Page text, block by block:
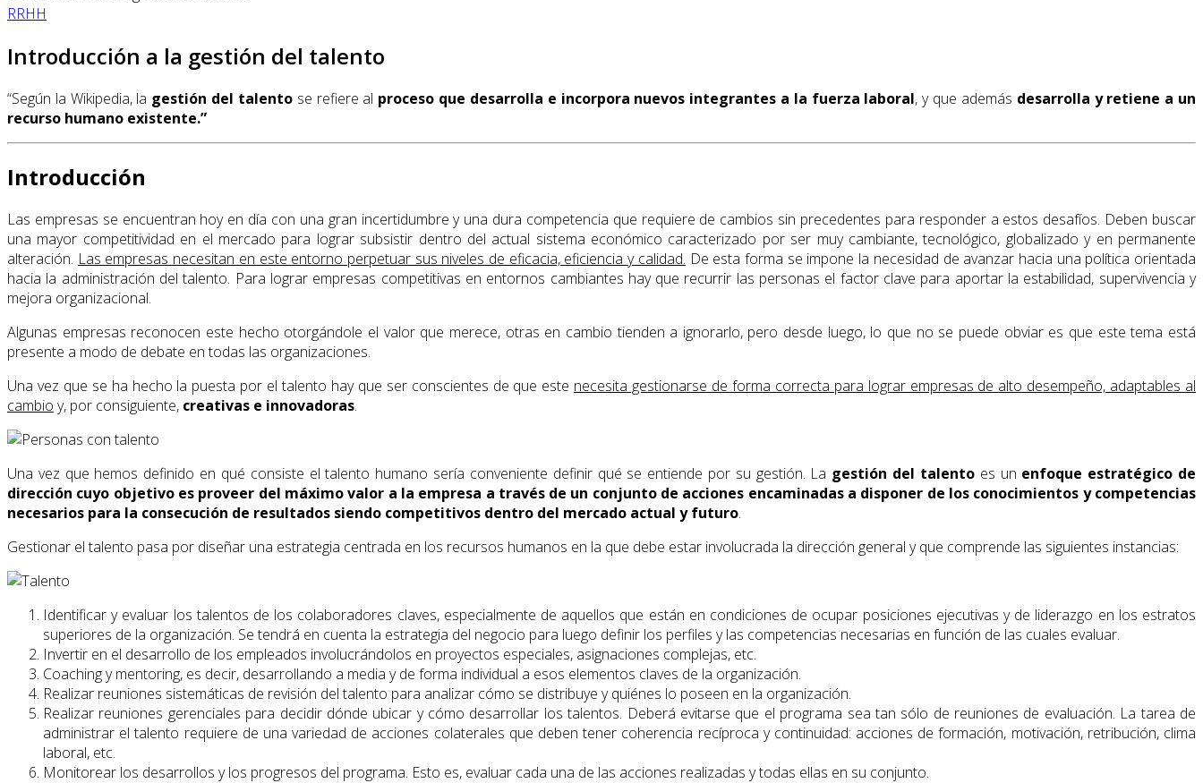
RRHH
Introducción a la gestión del talento
“Según la Wikipedia, la gestión del talentose refiere al proceso que desarrolla e incorpora nuevos integrantes a la fuerza laboral, y que además desarrolla y retiene a un
recurso humano existente.”
Introducción
Las empresas se encuentran hoy en día con una gran incertidumbre y una dura competencia que requiere de cambios sin precedentes para responder a estos desafíos. Deben buscar
una mayor competitividad en el mercado para lograr subsistir dentro del actual sistema económico caracterizado por ser muy cambiante, tecnológico, globalizado y en permanente
alteración. Las empresas necesitan en este entorno perpetuar sus niveles de eficacia, eficiencia y calidad. De esta forma se impone la necesidad de avanzar hacia una política orientada
hacia la administración del talento. Para lograr empresas competitivas en entornos cambiantes hay que recurrir las personas el factor clave para aportar la estabilidad, supervivencia y
mejora organizacional.
Algunas empresas reconocen este hecho otorgándole el valor que merece, otras en cambio tienden a ignorarlo, pero desde luego, lo que no se puede obviar es que este tema está
presente a modo de debate en todas las organizaciones.
Una vez que se ha hecho la puesta por el talento hay que ser conscientes de que este necesita gestionarse de forma correcta para lograr empresas de alto desempeño, adaptables al
cambio y, por consiguiente, creativas e innovadoras.
Una vez que hemos definido en qué consiste el talento humano sería conveniente definir qué se entiende por su gestión. La gestión del talentoes un enfoque estratégico de
dirección cuyo objetivo es proveer del máximo valor a la empresa a través de un conjunto de acciones encaminadas a disponer de los conocimientos y competencias
necesarios para la consecución de resultados siendo competitivos dentro del mercado actual y futuro.
Gestionar el talento pasa por diseñar una estrategia centrada en los recursos humanos en la que debe estar involucrada la dirección general y que comprende las siguientes instancias:
Identificar y evaluar los talentos de los colaboradores claves, especialmente de aquellos que están en condiciones de ocupar posiciones ejecutivas y de liderazgo en los estratos
superiores de la organización. Se tendrá en cuenta la estrategia del negocio para luego definir los perfiles y las competencias necesarias en función de las cuales evaluar.
Invertir en el desarrollo de los empleados involucrándolos en proyectos especiales, asignaciones complejas, etc.
Coaching y mentoring, es decir, desarrollando a media y de forma individual a esos elementos claves de la organización.
Realizar reuniones sistemáticas de revisión del talento para analizar cómo se distribuye y quiénes lo poseen en la organización.
Realizar reuniones gerenciales para decidir dónde ubicar y cómo desarrollar los talentos. Deberá evitarse que el programa sea tan sólo de reuniones de evaluación. La tarea de
administrar el talento requiere de una variedad de acciones colaterales que deben tener coherencia recíproca y continuidad: acciones de formación, motivación, retribución, clima
laboral, etc.
Monitorear los desarrollos y los progresos del programa. Esto es, evaluar cada una de las acciones realizadas y todas ellas en su conjunto.